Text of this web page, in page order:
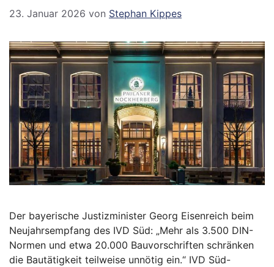
23. Januar 2026 von Stephan Kippes
Der bayerische Justizminister Georg Eisenreich beim
Neujahrsempfang des IVD Süd: „Mehr als 3.500 DIN-
Normen und etwa 20.000 Bauvorschriften schränken
die Bautätigkeit teilweise unnötig ein.“ IVD Süd-